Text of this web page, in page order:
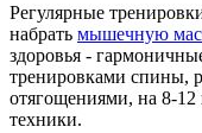
Регулярные
набрать мышечную
здоровья -
тренировками спины,
отягощениями, на 8-
техники.